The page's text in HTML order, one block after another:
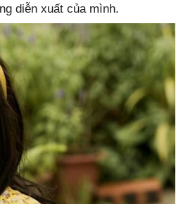
diễn xuất của mình.